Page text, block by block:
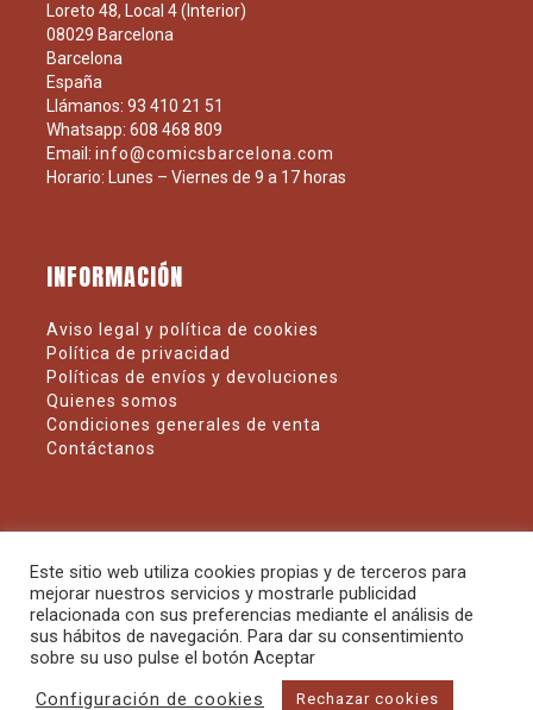
Loreto 48, Local 4 (Interior)
08029 Barcelona
Barcelona
España
Llámanos: 93 410 21 51
Whatsapp: 608 468 809
Email: info@comicsbarcelona.com
Horario: Lunes – Viernes de 9 a 17 horas
INFORMACIÓN
Aviso legal y política de cookies
Política de privacidad
Políticas de envíos y devoluciones
Quienes somos
Condiciones generales de venta
Contáctanos
Este sitio web utiliza cookies propias y de terceros para
mejorar nuestros servicios y mostrarle publicidad
relacionada con sus preferencias mediante el análisis de
sus hábitos de navegación. Para dar su consentimiento
sobre su uso pulse el botón Aceptar
Configuración de cookies
Rechazar cookies